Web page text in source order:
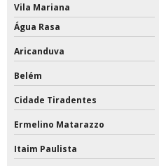
Vila Mariana
Água Rasa
Aricanduva
Belém
Cidade Tiradentes
Ermelino Matarazzo
Itaim Paulista